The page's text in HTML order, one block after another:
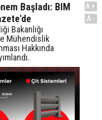
Başladı: BIM
Bakanlığı
Mühendislik
Hakkında
A+
A-